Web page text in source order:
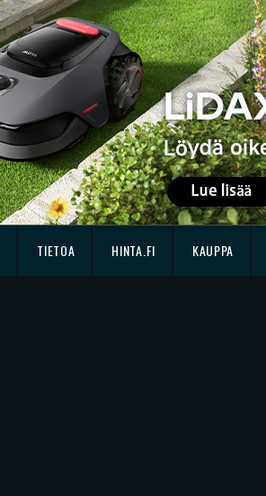
TIETOA HINTA.FI KAUPPA